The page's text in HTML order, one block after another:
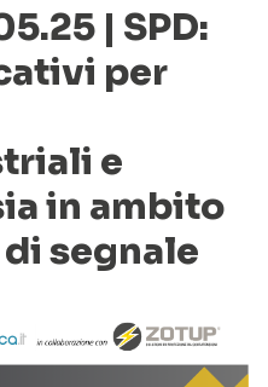
| SPD:
per
e
in ambito
segnale